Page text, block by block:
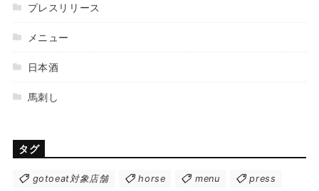
プレスリリース
メニュー
日本酒
馬刺し
タグ
gotoeat対象店舗 horse menu press